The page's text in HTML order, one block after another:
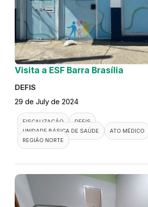
Visita a ESF Barra Brasília
DEFIS
29 de July de 2024
FISCALIZAÇÃO
DEFIS
UNIDADE BÁSICA DE SAÚDE
ATO MÉDICO
REGIÃO NORTE